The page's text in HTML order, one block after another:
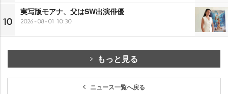
10
実写版モアナ、父はSW出演俳優
2026-08-01 10:30
もっと見る
ニュース一覧へ戻る